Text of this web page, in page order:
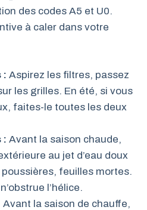
des codes A5 et U0.
à caler dans votre
: Aspirez les filtres, passez
les grilles. En été, si vous
faites-le toutes les deux
: Avant la saison chaude,
au jet d’eau doux
feuilles mortes.
l’hélice.
Avant la saison de chauffe,